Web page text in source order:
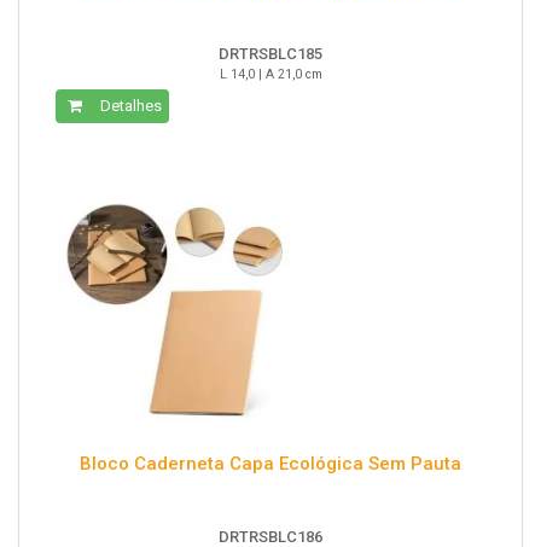
DRTRSBLC185
L 14,0 | A 21,0 cm
Detalhes
Bloco Caderneta Capa Ecológica Sem Pauta
DRTRSBLC186